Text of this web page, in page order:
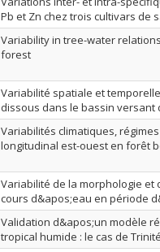
Pb et Zn chez trois cultivars de
Variability in tree-water
forest
Variabilité spatiale et
dissous dans le bassin versant
Variabilités climatiques,
longitudinal est-ouest en forêt
Variabilité de la morphologie
cours d&apos;eau en période
Validation d&apos;un modèle
tropical humide : le cas de